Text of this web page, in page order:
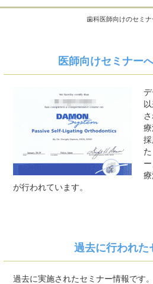
歯科医師向けのセミナ
医師向けセミナー
が行われています。
過去に行われた
過去に実施されたセミナー情報です。